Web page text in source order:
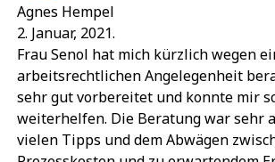
Agnes Hempel
2. Januar, 2021.
Frau Senol hat mich kürzlich wegen
arbeitsrechtlichen Angelegenheit
sehr gut vorbereitet und konnte mir
weiterhelfen. Die Beratung war sehr
vielen Tipps und dem Abwägen